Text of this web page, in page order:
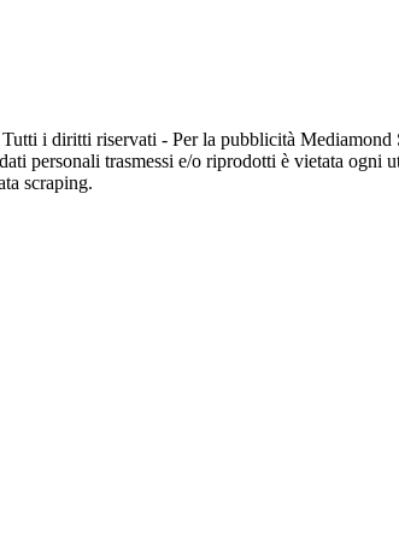
i diritti riservati - Per la pubblicità
personali trasmessi e/o riprodotti è vietata ogni
scraping.